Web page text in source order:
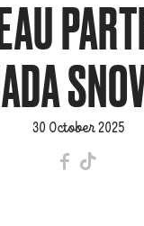
30 October 2025
F T